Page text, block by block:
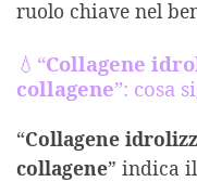
ruolo chiave nel
💧“Collagene
collagene”: cosa
“Collagene
collagene” indica